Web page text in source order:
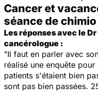
Cancer et
séance de chimio
Les réponses avec le
cancérologue :
"Il faut en parler avec
réalisé une enquête
patients s'étaient bien
sont pas bien passées.